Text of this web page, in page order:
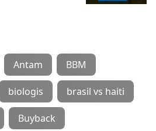
Antam BBM
biologis brasil vs haiti
Buyback